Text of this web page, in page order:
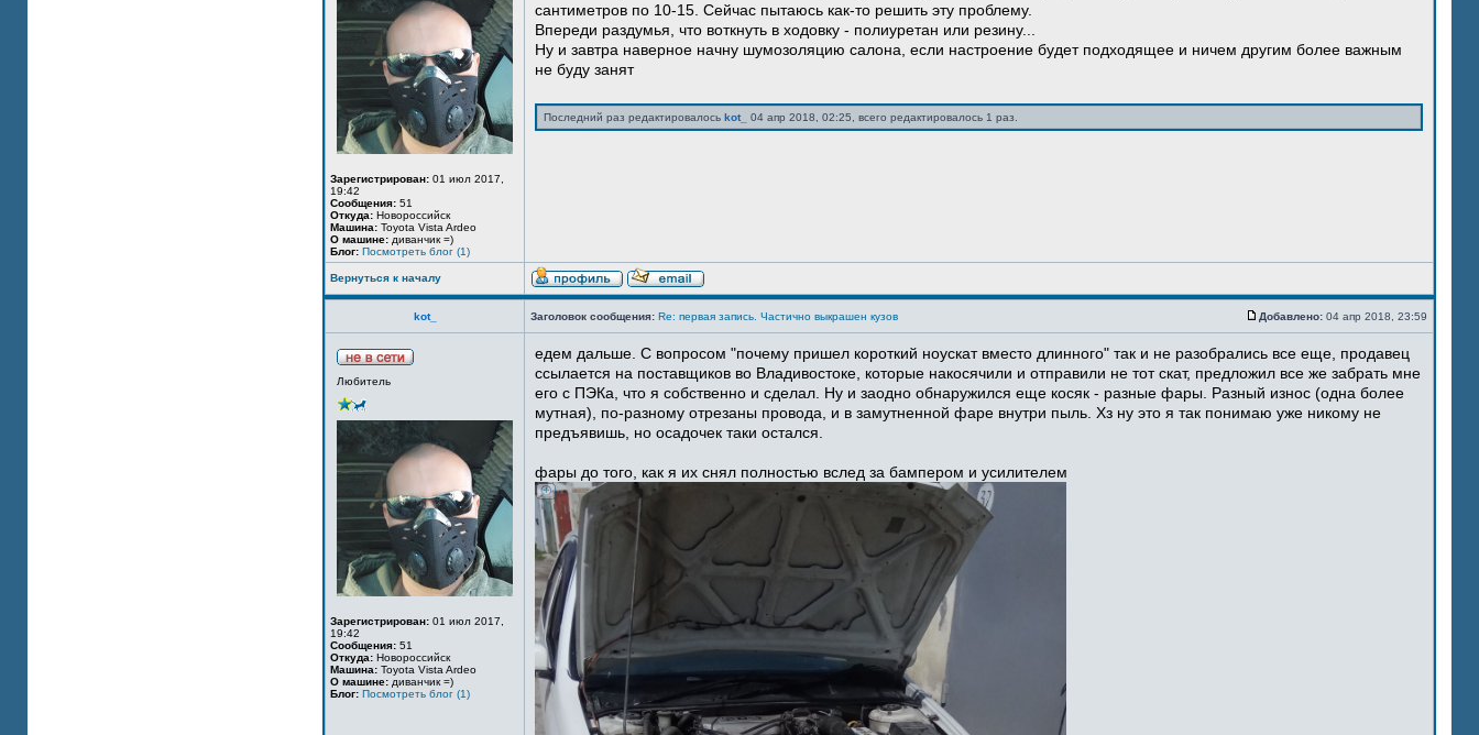
Зарегистрирован: 01 июл 2017,
19:42
Сообщения: 51
Откуда: Новороссийск
Машина: Toyota Vista Ardeo
О машине: диванчик =)
Блог: Посмотреть блог (1)
сантиметров по 10-15. Сейчас пытаюсь как-то решить эту проблему.
Впереди раздумья, что воткнуть в ходовку - полиуретан или резину...
Ну и завтра наверное начну шумозоляцию салона, если настроение будет подходящее и ничем другим более важным
не буду занят
Последний раз редактировалось kot_ 04 апр 2018, 02:25, всего редактировалось 1 раз.
Вернуться к началу
kot_ Заголовок сообщения: Re: первая запись. Частично выкрашен кузов Добавлено: 04 апр 2018, 23:59
Любитель
Зарегистрирован: 01 июл 2017,
19:42
Сообщения: 51
Откуда: Новороссийск
Машина: Toyota Vista Ardeo
О машине: диванчик =)
Блог: Посмотреть блог (1)
едем дальше. С вопросом "почему пришел короткий ноускат вместо длинного" так и не разобрались все еще, продавец
ссылается на поставщиков во Владивостоке, которые накосячили и отправили не тот скат, предложил все же забрать мне
его с ПЭКа, что я собственно и сделал. Ну и заодно обнаружился еще косяк - разные фары. Разный износ (одна более
мутная), по-разному отрезаны провода, и в замутненной фаре внутри пыль. Хз ну это я так понимаю уже никому не
предъявишь, но осадочек таки остался.
фары до того, как я их снял полностью вслед за бампером и усилителем